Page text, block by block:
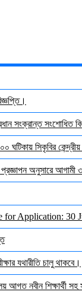
সংক্রান্ত সংশোধিত
সিকৃবির
অনুসারে
for Application: 30
যথারীতি চালু থাকবে।
নবীন শিক্ষার্থী সহ